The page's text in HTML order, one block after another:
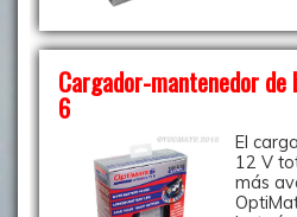
Cargador-mantenedor
6
El
12 V
más